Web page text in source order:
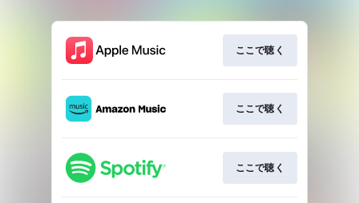
ここで聴く
ここで聴く
ここで聴く